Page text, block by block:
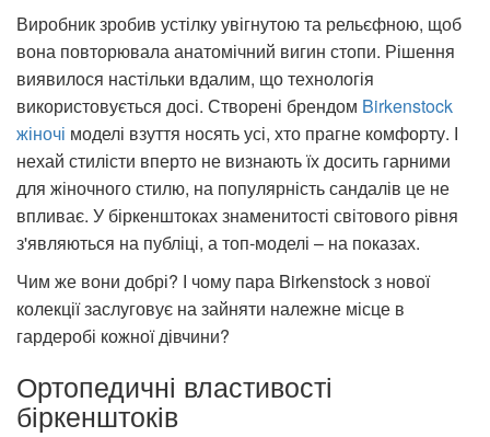
Виробник зробив устілку увігнутою та рельєфною, щоб
вона повторювала анатомічний вигин стопи. Рішення
виявилося настільки вдалим, що технологія
використовується досі. Створені брендом Birkenstock
жіночі моделі взуття носять усі, хто прагне комфорту. І
нехай стилісти вперто не визнають їх досить гарними
для жіночного стилю, на популярність сандалів це не
впливає. У біркенштоках знаменитості світового рівня
з'являються на публіці, а топ-моделі – на показах.
Чим же вони добрі? І чому пара Birkenstock з нової
колекції заслуговує на зайняти належне місце в
гардеробі кожної дівчини?
Ортопедичні властивості
біркенштоків